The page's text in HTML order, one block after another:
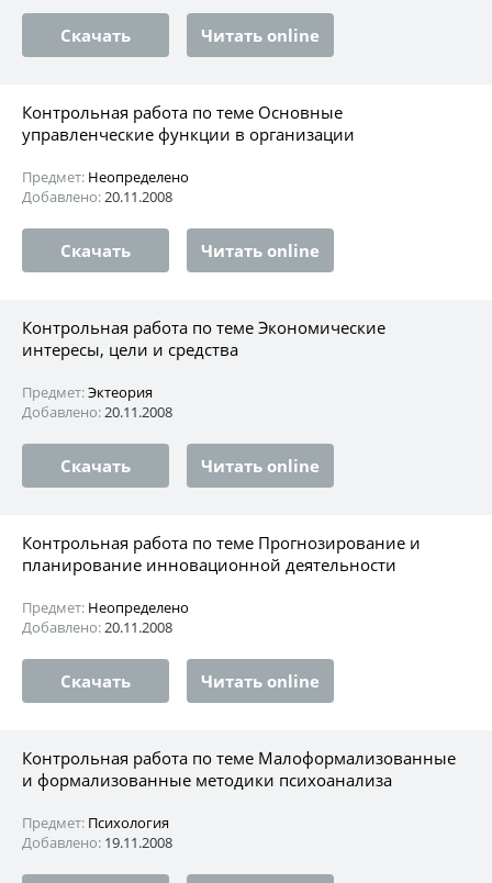
Скачать Читать online
Контрольная работа по теме Основные
управленческие функции в организации
Предмет: Неопределено
Добавлено:20.11.2008
Скачать Читать online
Контрольная работа по теме Экономические
интересы, цели и средства
Предмет:Эктеория
Добавлено:20.11.2008
Скачать Читать online
Контрольная работа по теме Прогнозирование и
планирование инновационной деятельности
Предмет: Неопределено
Добавлено:20.11.2008
Скачать Читать online
Контрольная работа по теме Малоформализованные
и формализованные методики психоанализа
Предмет: Психология
Добавлено: 19.11.2008